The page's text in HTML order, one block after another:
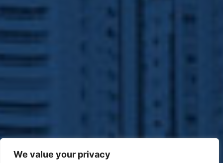
We value your privacy